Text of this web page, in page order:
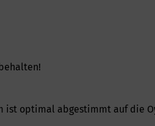
ist optimal abgestimmt auf die